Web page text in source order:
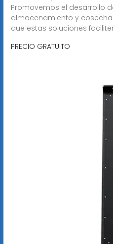
Promovemos el desarrollo
almacenamiento y
que estas soluciones
PRECIO GRATUITO